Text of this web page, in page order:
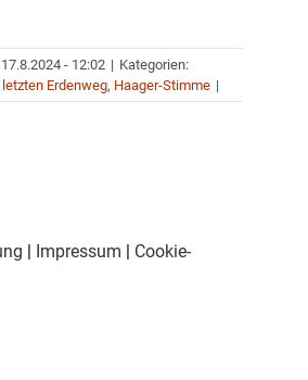
- 12:02 | Kategorien:
Erdenweg, Haager-Stimme |
| Impressum | Cookie-